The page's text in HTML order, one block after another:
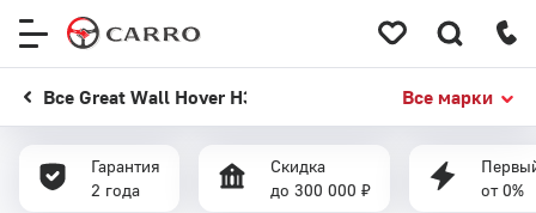
Все Great Wall Hover H3 Все марки
Гарантия
2 года
Скидка
до 300 000 ₽
от 0%